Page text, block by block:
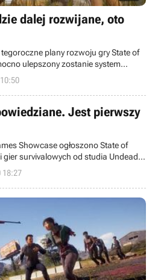
dalej rozwijane, oto
tegoroczne plany rozwoju gry State of
ulepszony zostanie system
na przejmowanie kontroli nad
Jest pierwszy
Showcase ogłoszono State of
gier survivalowych od studia Undead
zwiastun.
18:27